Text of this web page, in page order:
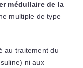
médullaire de la
multiple de type
au traitement du
ni aux